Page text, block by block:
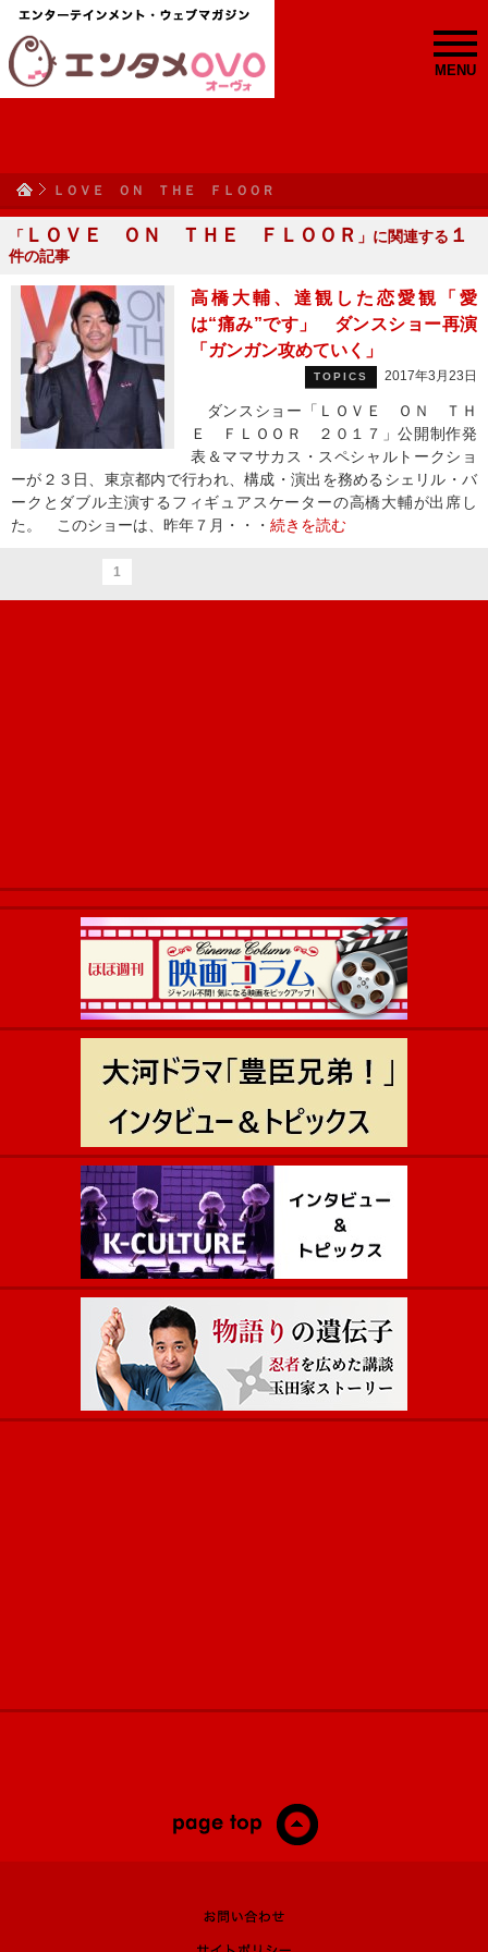
MENU
ＬＯＶＥ ＯＮ ＴＨＥ ＦＬＯＯＲ
「 ＬＯＶＥ ＯＮ ＴＨＥ ＦＬＯＯＲ 」に関連する １
件の記事
高橋大輔、達観した恋愛観「愛
は“痛み”です」 ダンスショー再演
「ガンガン攻めていく」
TOPICS 2017年3月23日
ダンスショー「ＬＯＶＥ ＯＮ ＴＨ
Ｅ ＦＬＯＯＲ ２０１７」公開制作発
表＆ママサカス・スペシャルトークショ
ーが２３日、東京都内で行われ、構成・演出を務めるシェリル・バ
ークとダブル主演するフィギュアスケーターの高橋大輔が出席し
た。 このショーは、昨年７月・・・ 続きを読む
1